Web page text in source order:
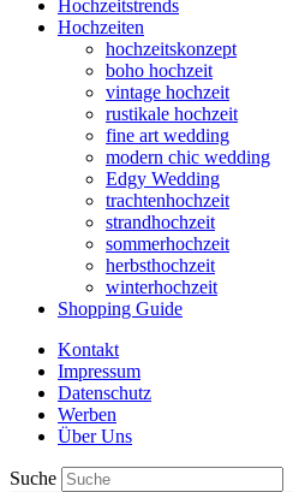
Hochzeitstrends
Hochzeiten
hochzeitskonzept
boho hochzeit
vintage hochzeit
rustikale hochzeit
fine art wedding
modern chic wedding
Edgy Wedding
trachtenhochzeit
strandhochzeit
sommerhochzeit
herbsthochzeit
winterhochzeit
Shopping Guide
Kontakt
Impressum
Datenschutz
Werben
Über Uns
Suche